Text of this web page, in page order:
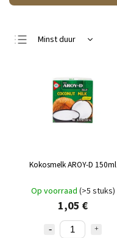
Minst duur
Bestsellers
Alfabetisch
Kokosmelk AROY-D 150ml
Op voorraad (>5 stuks)
1,05 €